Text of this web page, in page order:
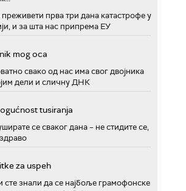
прва три дана катастрофе у
и за шта нас припрема ЕУ
mog oca
свако од нас има свог двојника
дели и сличну ДНК
tusiranja
се сваког дана – не стидите се,
za uspeh
сте знали да се најбоље грамофонске